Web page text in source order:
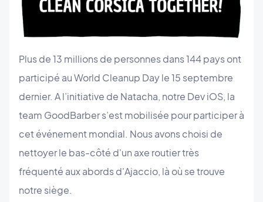
Plus de 13 millions de personnes dans 144 pays ont
participé au World Cleanup Day le 15 septembre
dernier. A l’initiative de Natacha, notre Dev iOS, la
team GoodBarber s’est mobilisée pour participer à
cet événement mondial. Nous avons choisi de
nettoyer le bas-côté d'un axe routier très
fréquenté aux abords d'Ajaccio, là où se trouve
notre siège.